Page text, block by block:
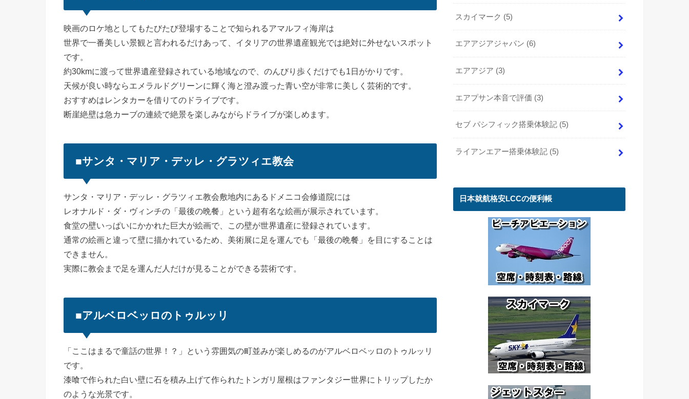
映画のロケ地としてもたびたび登場することで知られるアマルフィ海岸は
世界で一番美しい景観と言われるだけあって、イタリアの世界遺産観光では絶対に外せないスポット
です。
約30kmに渡って世界遺産登録されている地域なので、のんびり歩くだけでも1日がかりです。
天候が良い時ならエメラルドグリーンに輝く海と澄み渡った青い空が非常に美しく芸術的です。
おすすめはレンタカーを借りてのドライブです。
断崖絶壁は急カーブの連続で絶景を楽しみながらドライブが楽しめます。
■サンタ・マリア・デッレ・グラツィエ教会
サンタ・マリア・デッレ・グラツィエ教会敷地内にあるドメニコ会修道院には
レオナルド・ダ・ヴィンチの「最後の晩餐」という超有名な絵画が展示されています。
食堂の壁いっぱいにかかれた巨大が絵画で、この壁が世界遺産に登録されています。
通常の絵画と違って壁に描かれているため、美術展に足を運んでも「最後の晩餐」を目にすることは
できません。
実際に教会まで足を運んだ人だけが見ることができる芸術です。
■アルベロベッロのトゥルッリ
「ここはまるで童話の世界！？」という雰囲気の町並みが楽しめるのがアルベロベッロのトゥルッリ
です。
漆喰で作られた白い壁に石を積み上げて作られたトンガリ屋根はファンタジー世界にトリップしたか
のような光景です。
スカイマーク (5)
エアアジアジャパン (6)
エアアジア (3)
エアプサン本音で評価 (3)
セブ パシフィック搭乗体験記 (5)
ライアンエアー搭乗体験記 (5)
日本就航格安LCCの便利帳